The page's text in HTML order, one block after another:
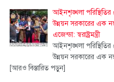
আইনশৃঙ্খলা
উন্নয়ন সরকারের এক
এজেন্ডা: স্বরাষ্ট্রমন্ত্রী
আইনশৃঙ্খলা
উন্নয়ন সরকারের এক
[আরও বিস্তারিত পড়ুন]